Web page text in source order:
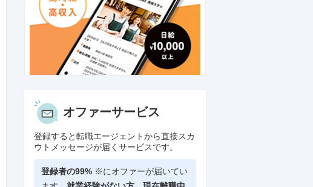
オファーサービス
登録すると転職エージェントから直接スカ
ウトメッセージが届くサービスです。
登録者の99% ※にオファーが届いてい